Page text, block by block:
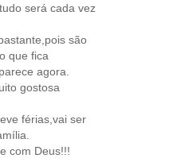
será cada vez
são
que fica
agora.
gostosa
férias,vai ser
com Deus!!!